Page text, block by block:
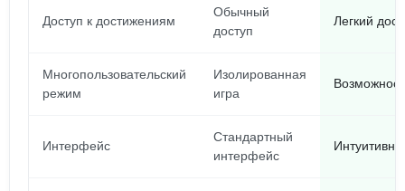
Доступ к достижениям
Обычный
доступ
Легкий
Многопользовательский
режим
Изолированная
игра
Интерфейс
Стандартный
интерфейс